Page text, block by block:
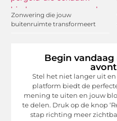
Zonwering die jouw
buitenruimte transformeert
Begin
Stel het niet langer uit
platform biedt de
mening te uiten en jouw
te delen. Druk op de knop
stap richting meer